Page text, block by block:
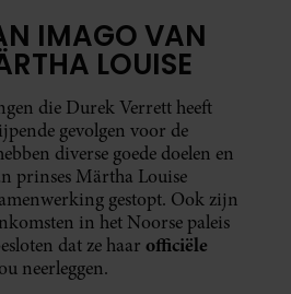
IMAGO VAN
LOUISE
die Durek Verrett heeft
gevolgen voor de
diverse goede doelen en
prinses Märtha Louise
gestopt. Ook zijn
in het Noorse paleis
dat ze haar officiële
neerleggen.